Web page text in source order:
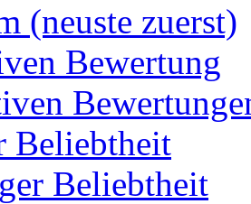
(neuste zuerst)
Bewertung
Beliebtheit
Beliebtheit